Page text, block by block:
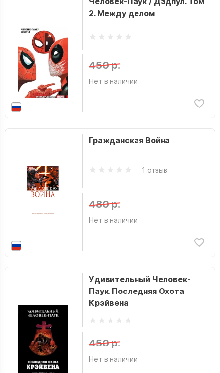
2. Между делом
450 р.
Нет в наличии
Гражданская Война
1 отзыв
480 р.
Нет в наличии
Удивительный Человек-
Паук. Последняя Охота
Крэйвена
450 р.
Нет в наличии